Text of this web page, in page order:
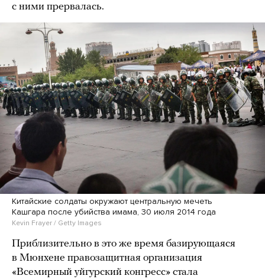
с ними прервалась.
Китайские солдаты окружают центральную мечеть
Кашгара после убийства имама, 30 июля 2014 года
Kevin Frayer / Getty Images
Приблизительно в это же время базирующаяся
в Мюнхене правозащитная организация
«Всемирный уйгурский конгресс» стала